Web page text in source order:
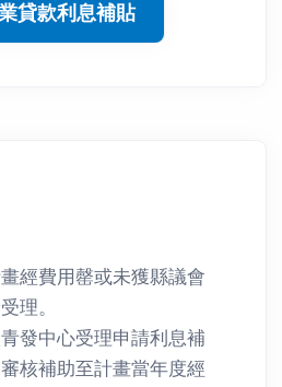
貸款利息補貼
經費用罄或未獲縣議會
理。
發中心受理申請利息補
核補助至計畫當年度經